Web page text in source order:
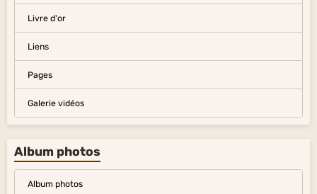
Livre d'or
Liens
Pages
Galerie vidéos
Album photos
Album photos